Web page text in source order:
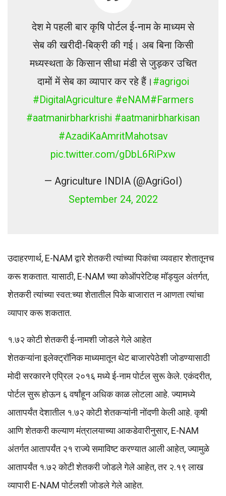
देश मे पहली बार कृषि पोर्टल ई-नाम के माध्यम से
सेब की खरीदी-बिक्री की गई। अब बिना किसी
मध्यस्थता के किसान सीधा मंडी से जुड़कर उचित
दामों में सेब का व्यापार कर रहे हैं। #agrigoi
#DigitalAgriculture #eNAM#Farmers
#aatmanirbharkrishi #aatmanirbharkisan
#AzadiKaAmritMahotsav
pic.twitter.com/gDbL6RiPxw
— Agriculture INDIA (@AgriGoI)
September 24, 2022
उदाहरणार्थ, E-NAM द्वारे शेतकरी त्यांच्या पिकांचा व्यवहार शेतातूनच
करू शकतात. यासाठी, E-NAM च्या कोऑपरेटिव्ह मॉड्युल अंतर्गत,
शेतकरी त्यांच्या स्वत:च्या शेतातील पिके बाजारात न आणता त्यांचा
व्यापार करू शकतात.
१.७२ कोटी शेतकरी ई-नामशी जोडले गेले आहेत
शेतकऱ्यांना इलेक्ट्रॉनिक माध्यमातून थेट बाजारपेठेशी जोडण्यासाठी
मोदी सरकारने एप्रिल २०१६ मध्ये ई-नाम पोर्टल सुरू केले. एकंदरीत,
पोर्टल सुरू होऊन ६ वर्षांहून अधिक काळ लोटला आहे. ज्यामध्ये
आतापर्यंत देशातील १.७२ कोटी शेतकऱ्यांनी नोंदणी केली आहे. कृषी
आणि शेतकरी कल्याण मंत्रालयाच्या आकडेवारीनुसार, E-NAM
अंतर्गत आतापर्यंत २१ राज्ये समाविष्ट करण्यात आली आहेत, ज्यामुळे
आतापर्यंत १.७२ कोटी शेतकरी जोडले गेले आहेत, तर २.१९ लाख
व्यापारी E-NAM पोर्टलशी जोडले गेले आहेत.